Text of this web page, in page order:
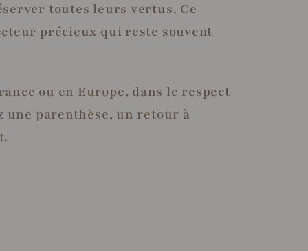
toutes leurs vertus. Ce
précieux qui reste souvent
ou en Europe, dans le respect
une parenthèse, un retour à